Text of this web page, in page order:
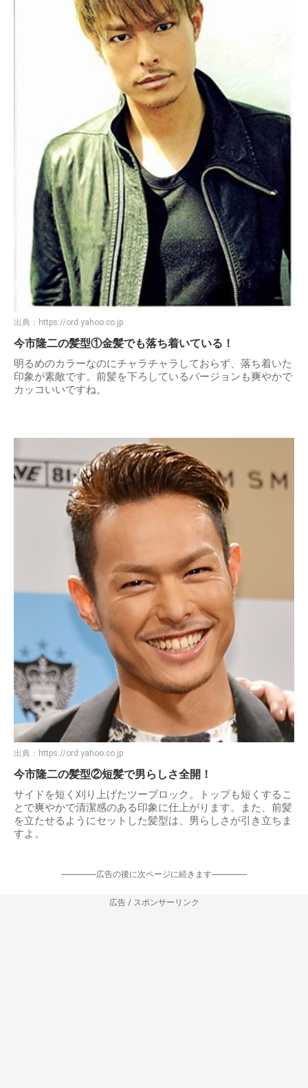
出典： https://ord.yahoo.co.jp
今市隆二の髪型①金髪でも落ち着いている！
明るめのカラーなのにチャラチャラしておらず、落ち着いた
印象が素敵です。前髪を下ろしているバージョンも爽やかで
カッコいいですね。
出典： https://ord.yahoo.co.jp
今市隆二の髪型②短髪で男らしさ全開！
サイドを短く刈り上げたツーブロック。トップも短くするこ
とで爽やかで清潔感のある印象に仕上がります。また、前髪
を立たせるようにセットした髪型は、男らしさが引き立ちま
すよ。
-----------------広告の後に次ページに続きます-----------------
広告 / スポンサーリンク